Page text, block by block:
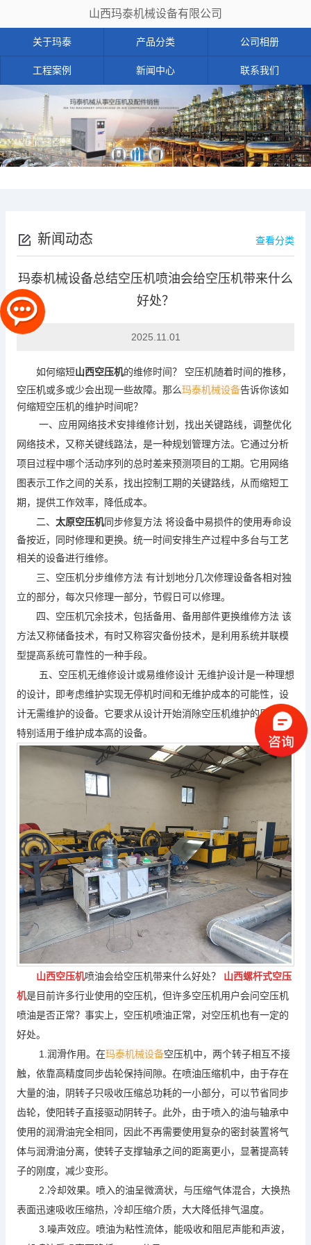
山西玛泰机械设备有限公司
关于玛泰 产品分类 公司相册
工程案例 新闻中心 联系我们
新闻动态 查看分类
玛泰机械设备总结空压机喷油会给空压机带来什么
好处？
2025.11.01
如何缩短山西空压机的维修时间？ 空压机随着时间的推移，
空压机或多或少会出现一些故障。那么玛泰机械设备告诉你该如
何缩短空压机的维护时间呢？
一、应用网络技术安排维修计划，找出关键路线，调整优化
网络技术，又称关键线路法，是一种规划管理方法。它通过分析
项目过程中哪个活动序列的总时差来预测项目的工期。它用网络
图表示工作之间的关系，找出控制工期的关键路线，从而缩短工
期，提供工作效率，降低成本。
二、 太原空压机同步修复方法 将设备中易损件的使用寿命设
备按近，同时修理和更换。统一时间安排生产过程中多台与工艺
相关的设备进行维修。
三、空压机分步维修方法 有计划地分几次修理设备各相对独
立的部分，每次只修理一部分，节假日可以修理。
四、空压机冗余技术，包括备用、备用部件更换维修方法 该
方法又称储备技术，有时又称容灾备份技术，是利用系统并联模
型提高系统可靠性的一种手段。
五、空压机无维修设计或易维修设计 无维护设计是一种理想
的设计，即考虑维护实现无停机时间和无维护成本的可能性，设
计无需维护的设备。它要求从设计开始消除空压机维护的原因，
特别适用于维护成本高的设备。
山西空压机喷油会给空压机带来什么好处？
山西螺杆式空压
机是目前许多行业使用的空压机，但许多空压机用户会问空压机
喷油是否正常？事实上，空压机喷油正常，对空压机也有一定的
好处。
1.润滑作用。在玛泰机械设备空压机中，两个转子相互不接
触，依靠高精度同步齿轮保持间隙。在喷油压缩机中，由于存在
大量的油，阴转子只吸收压缩总功耗的一小部分，可以节省同步
齿轮，使阳转子直接驱动阴转子。此外，由于喷入的油与轴承中
使用的润滑油完全相同，因此不再需要使用复杂的密封装置将气
体与润滑油分离，使转子支撑轴承之间的距离更小，显著提高转
子的刚度，减少变形。
2.冷却效果。喷入的油呈微滴状，与压缩气体混合，大换热
表面迅速吸收压缩热，冷却压缩介质，大大降低排气温度。
3.噪声效应。喷油为粘性流体，能吸收和阻尼声能和声波，